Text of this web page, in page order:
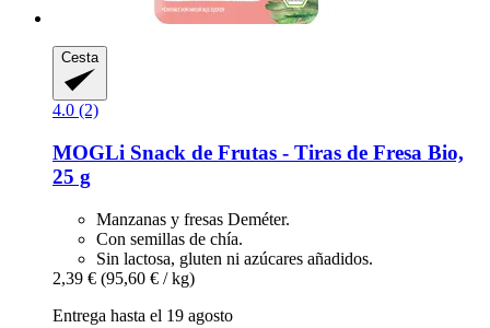
Cesta
4.0 (2)
MOGLi Snack de Frutas -​ Tiras de Fresa Bio,
25 g
Manzanas y fresas Deméter.
Con semillas de chía.
Sin lactosa, gluten ni azúcares añadidos.
2,39 € (95,60 € / kg)
Entrega hasta el 19 agosto